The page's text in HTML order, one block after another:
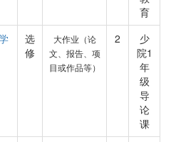
育
选
修
大作业（论
文、报告、项
目或作品等）
2
少
院1
年
级
导
论
课